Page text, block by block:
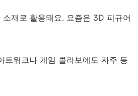
재로 활용돼요. 요즘은 3D 피규어
트워크나 게임 콜라보에도 자주 등